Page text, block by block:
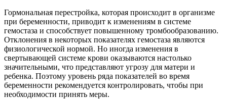
Гормональная перестройка, которая происходит в организме
при беременности, приводит к изменениям в системе
гемостаза и способствует повышенному тромбообразованию.
Отклонения в некоторых показателях гемостаза являются
физиологической нормой. Но иногда изменения в
свертывающей системе крови оказываются настолько
значительными, что представляют угрозу для матери и
ребенка. Поэтому уровень ряда показателей во время
беременности рекомендуется контролировать, чтобы при
необходимости принять меры.